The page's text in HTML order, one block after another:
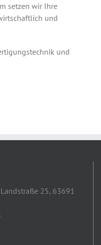
setzen wir Ihre
und
und
25, 63691